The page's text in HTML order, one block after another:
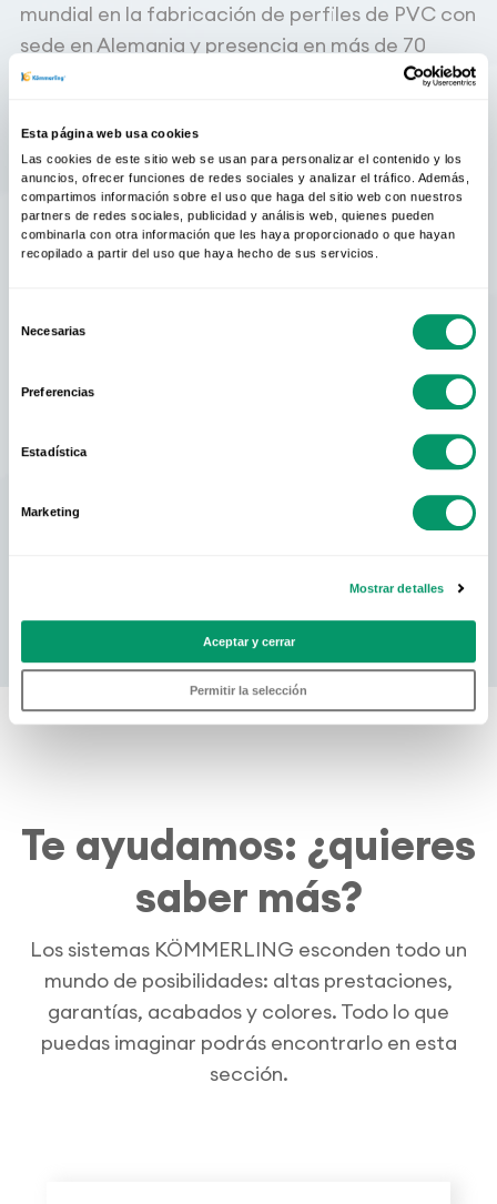
Esta página web usa cookies
Las cookies de este sitio web se usan para personalizar el contenido y los
anuncios, ofrecer funciones de redes sociales y analizar el tráfico. Además,
compartimos información sobre el uso que haga del sitio web con nuestros
partners de redes sociales, publicidad y análisis web, quienes pueden
combinarla con otra información que les haya proporcionado o que hayan
recopilado a partir del uso que haya hecho de sus servicios.
Necesarias
Preferencias
Estadística
Marketing
Mostrar detalles
Aceptar y cerrar
Permitir la selección
mundial en la fabricación de perfiles de PVC con
sede en Alemania y presencia en más de 70
países.
En el grupo profine nos adelantamos a los
tiempos y marcamos la diferencia apostando
por la innovación y el desarrollo de nuevas
soluciones sostenibles.
KÖMMERLING, TROCAL y KBE, profine cuenta
demanda adelantándose siempre a las
necesidades del mercado y siendo pionera en la
introducción de mejoras en sus sistemas de
productivas en Francia, Rusia, China y USA con
más de 3000 trabajadores en todo el mundo.
Te ayudamos: ¿quieres
saber más?
Los sistemas KÖMMERLING esconden todo un
mundo de posibilidades: altas prestaciones,
garantías, acabados y colores. Todo lo que
puedas imaginar podrás encontrarlo en esta
sección.